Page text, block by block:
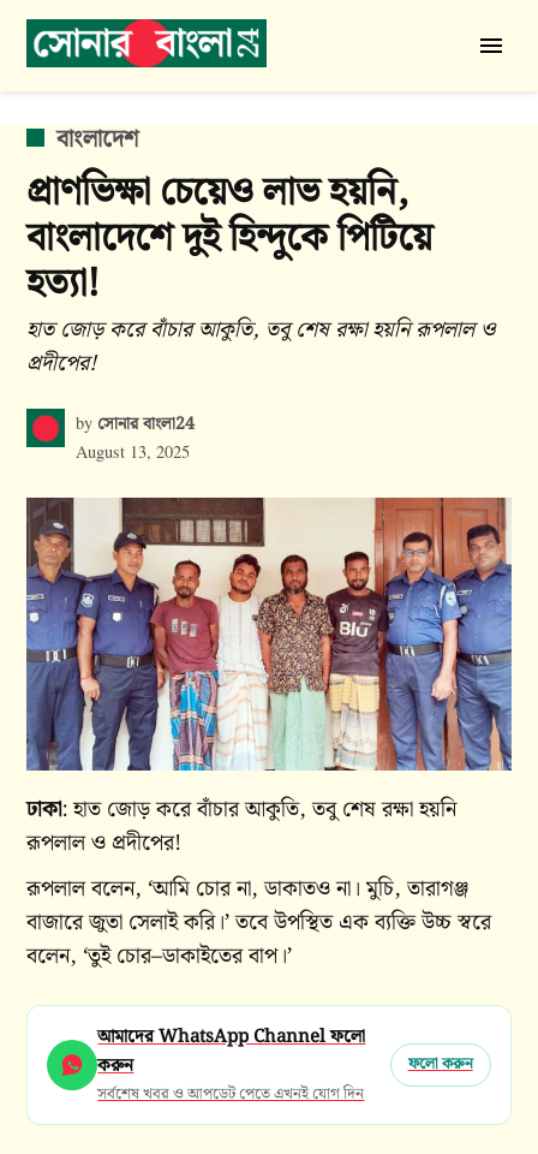
Skip
বাংলা
24
POSTED
IN
বাংলাদেশ
প্রাণভিক্ষা চেয়েও লাভ হয়নি,
বাংলাদেশে দুই হিন্দুকে পিটিয়ে
হত্যা!
হাত জোড় করে বাঁচার আকুতি, তবু শেষ রক্ষা হয়নি রূপলাল ও
প্রদীপের!
by সোনার বাংলা24
August 13, 2025
ঢাকা: হাত জোড় করে বাঁচার আকুতি, তবু শেষ রক্ষা হয়নি
রূপলাল ও প্রদীপের!
রূপলাল বলেন, ‘আমি চোর না, ডাকাতও না। মুচি, তারাগঞ্জ
বাজারে জুতা সেলাই করি।’ তবে উপস্থিত এক ব্যক্তি উচ্চ স্বরে
বলেন, ‘তুই চোর–ডাকাইতের বাপ।’
আমাদের WhatsApp Channel ফলো
করুন
সর্বশেষ খবর ও আপডেট পেতে এখনই যোগ দিন
ফলো করুন